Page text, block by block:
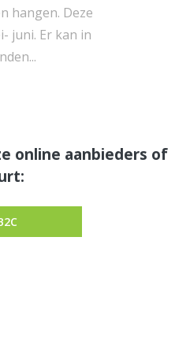
hangen. Deze
juni. Er kan in
online aanbieders of